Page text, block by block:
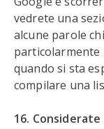
vedrete una
alcune parole
particolarmente
quando si sta
compilare una
16.